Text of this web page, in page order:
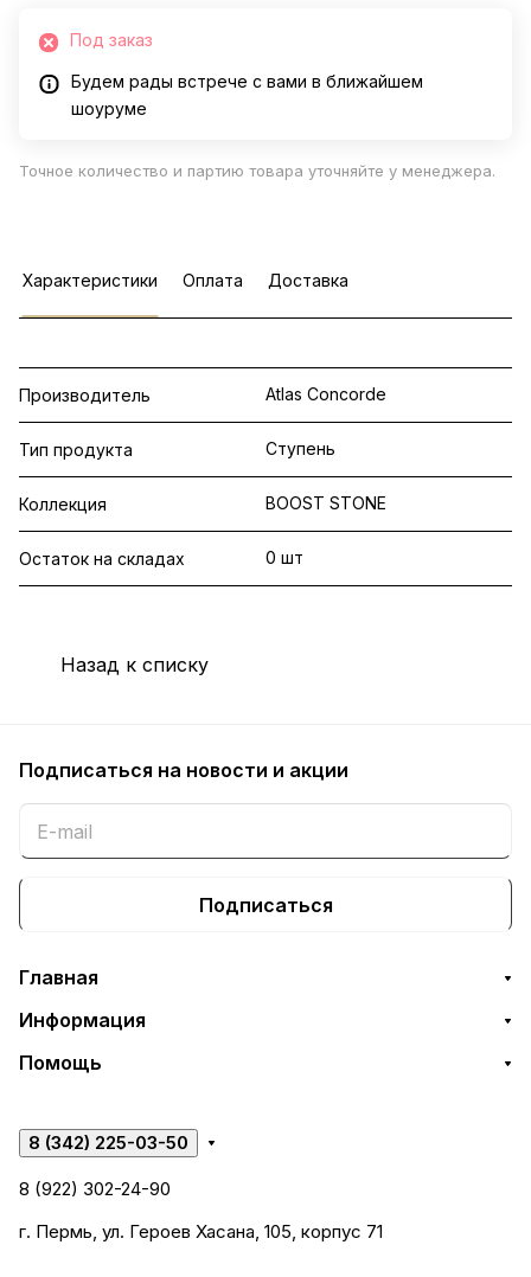
Под заказ
Будем рады встрече с вами в ближайшем
шоуруме
Точное количество и партию товара уточняйте у менеджера.
Характеристики Оплата Доставка
Производитель Atlas Concorde
Тип продукта Ступень
Коллекция BOOST STONE
Остаток на складах 0 шт
Назад к списку
Подписаться на новости и акции
Подписаться
Главная
Информация
Помощь
8 (342) 225-03-50
8 (922) 302-24-90
г. Пермь, ул. Героев Хасана, 105, корпус 71